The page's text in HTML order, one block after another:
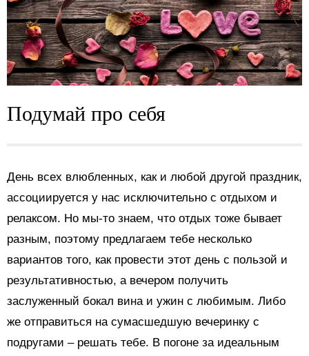
Подумай про себя
День всех влюбленных, как и любой другой праздник,
ассоциируется у нас исключительно с отдыхом и
релаксом. Но мы-то знаем, что отдых тоже бывает
разным, поэтому предлагаем тебе несколько
вариантов того, как провести этот день с пользой и
результативностью, а вечером получить
заслуженный бокал вина и ужин с любимым. Либо
же отправиться на сумасшедшую вечеринку с
подругами – решать тебе. В погоне за идеальным